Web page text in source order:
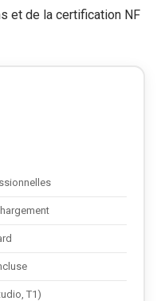
et de la certification NF
T1)